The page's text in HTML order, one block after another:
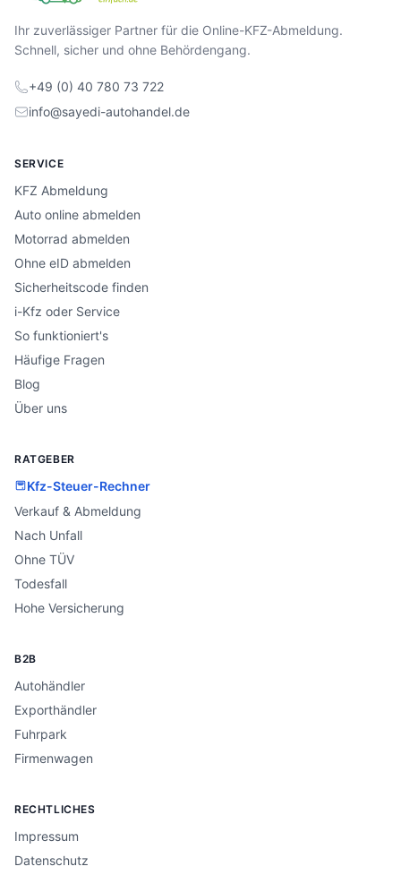
Ihr zuverlässiger Partner für die Online-KFZ-Abmeldung.
Schnell, sicher und ohne Behördengang.
+49 (0) 40 780 73 722
info@sayedi-autohandel.de
SERVICE
KFZ Abmeldung
Auto online abmelden
Motorrad abmelden
Ohne eID abmelden
Sicherheitscode finden
i-Kfz oder Service
So funktioniert's
Häufige Fragen
Blog
Über uns
RATGEBER
Kfz-Steuer-Rechner
Verkauf & Abmeldung
Nach Unfall
Ohne TÜV
Todesfall
Hohe Versicherung
B2B
Autohändler
Exporthändler
Fuhrpark
Firmenwagen
RECHTLICHES
Impressum
Datenschutz